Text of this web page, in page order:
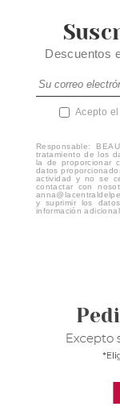
Descuentos
Acepto
Responsable:
tratamiento de los
la de proporcionar
datos
actividad y no se
contactar con
y suprimir los
información